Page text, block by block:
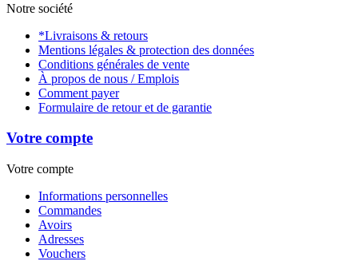
Notre société
*Livraisons & retours
Mentions légales & protection des données
Conditions générales de vente
À propos de nous / Emplois
Comment payer
Formulaire de retour et de garantie
Votre compte
Votre compte
Informations personnelles
Commandes
Avoirs
Adresses
Vouchers